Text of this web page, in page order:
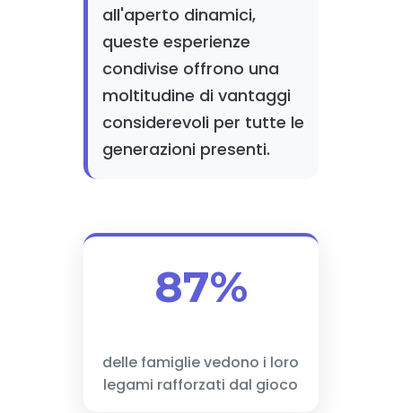
all'aperto dinamici,
queste esperienze
condivise offrono una
moltitudine di vantaggi
considerevoli per tutte le
generazioni presenti.
87%
delle famiglie vedono i loro
legami rafforzati dal gioco